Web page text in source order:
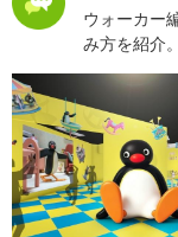
ウォーカー
み方を紹介